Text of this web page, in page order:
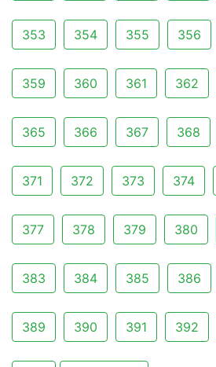
353 354 355 356
359 360 361 362
365 366 367 368
371 372 373 374
377 378 379 380
383 384 385 386
389 390 391 392